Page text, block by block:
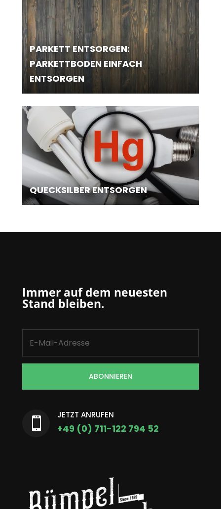
PARKETT ENTSORGEN:
PARKETTBODEN EINFACH
ENTSORGEN
QUECKSILBER ENTSORGEN
Immer auf dem neuesten
Stand bleiben.
ABONNIEREN

JETZT ANRUFEN
+49 (0) 711-122 794 52